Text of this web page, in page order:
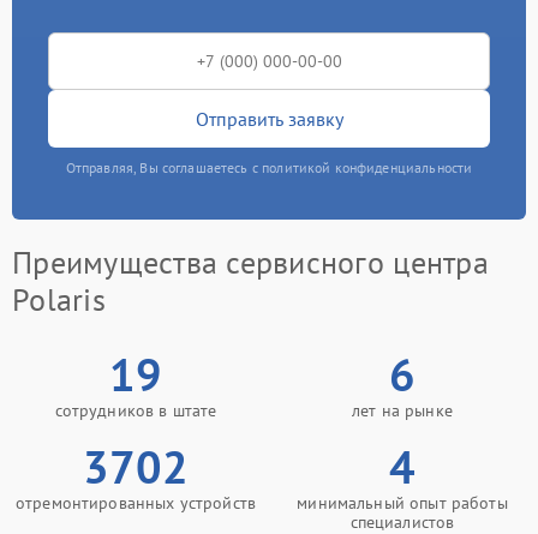
Отправить заявку
Отправляя, Вы соглашаетесь с политикой конфиденциальности
Преимущества сервисного центра
Polaris
19
сотрудников в штате
6
лет на рынке
3702
отремонтированных устройств
4
минимальный опыт работы
специалистов